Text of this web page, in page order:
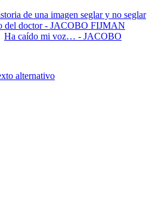
de una imagen seglar y no seglar
del doctor - JACOBO FIJMAN
Ha caído mi voz… - JACOBO